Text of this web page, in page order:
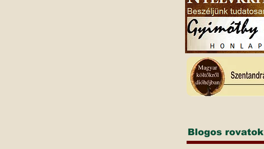
Blogos rovatok